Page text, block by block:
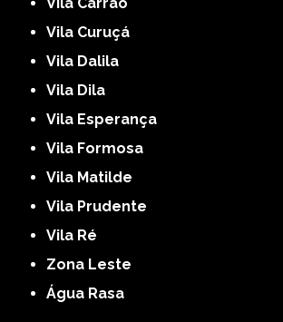
Vila Curuçá
Vila Dalila
Vila Dila
Vila Esperança
Vila Formosa
Vila Matilde
Vila Prudente
Vila Ré
Zona Leste
Água Rasa